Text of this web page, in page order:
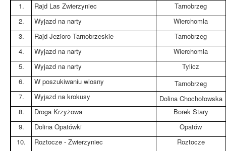
1.
Rajd Las Zwierzyniec
Tarnobrzeg
2.
Wyjazd na narty
Wierchomla
3.
Rajd Jezioro Tarnobrzeskie
Tarnobrzeg
4.
Wyjazd na narty
Wierchomla
5.
Wyjazd na narty
Tylicz
6.
W poszukiwaniu wiosny
Tarnobrzeg
7.
Wyjazd na krokusy
Dolina Chochołowska
8.
Droga Krzyżowa
Borek Stary
9.
Dolina Opatówki
Opatów
10.
Roztocze - Zwierzyniec
Roztocze